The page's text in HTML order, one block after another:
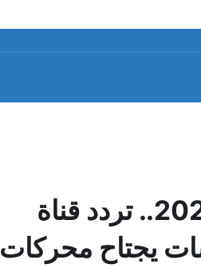
اغاني لولو الشطورة ترجع بقوة في 2026.. تردد قناة
يجتاح محركات